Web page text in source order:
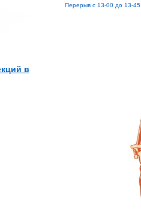
Перерыв с 13-00 до 13-45.
в